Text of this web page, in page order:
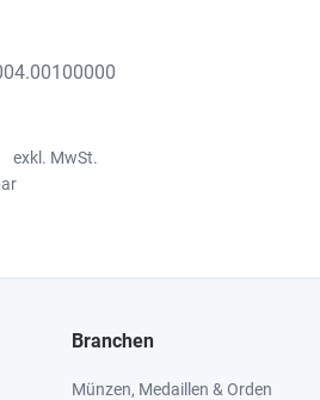
exkl. MwSt.
Branchen
Münzen, Medaillen & Orden